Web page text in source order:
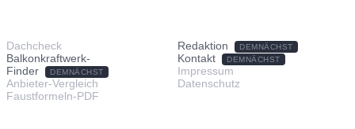
Dachcheck
Balkonkraftwerk-
Finder
DEMNÄCHST
Anbieter-Vergleich
Faustformeln-PDF
Redaktion DEMNÄCHST
Kontakt DEMNÄCHST
Impressum
Datenschutz